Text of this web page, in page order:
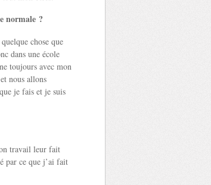
normale ?
chose que
dans une école
toujours avec mon
nous allons
je fais et je suis
travail leur fait
par ce que j’ai fait